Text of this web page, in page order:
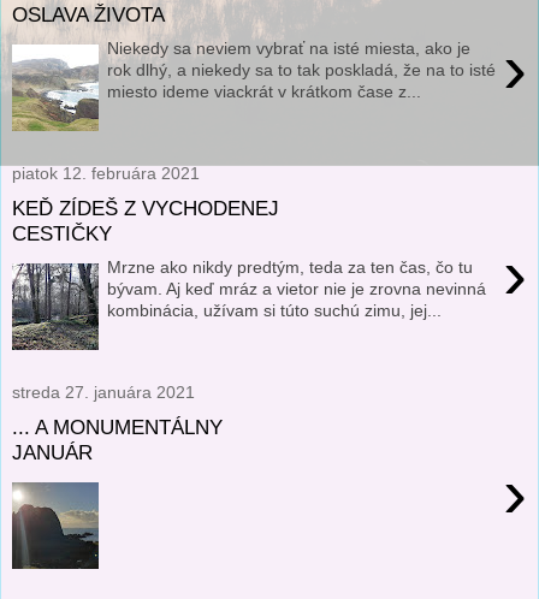
OSLAVA ŽIVOTA
›
Niekedy sa neviem vybrať na isté miesta, ako je
rok dlhý, a niekedy sa to tak poskladá, že na to isté
miesto ideme viackrát v krátkom čase z...
piatok 12. februára 2021
KEĎ ZÍDEŠ Z VYCHODENEJ
CESTIČKY
›
Mrzne ako nikdy predtým, teda za ten čas, čo tu
bývam. Aj keď mráz a vietor nie je zrovna nevinná
kombinácia, užívam si túto suchú zimu, jej...
streda 27. januára 2021
... A MONUMENTÁLNY
JANUÁR
›